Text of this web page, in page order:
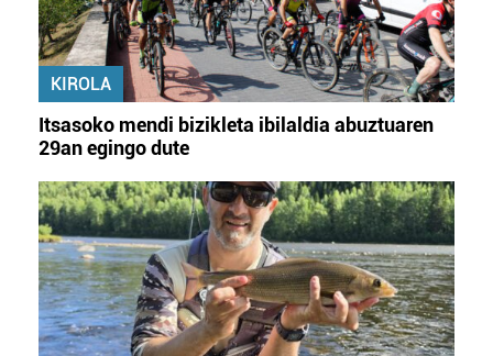
KIROLA
Itsasoko mendi bizikleta ibilaldia abuztuaren
29an egingo dute